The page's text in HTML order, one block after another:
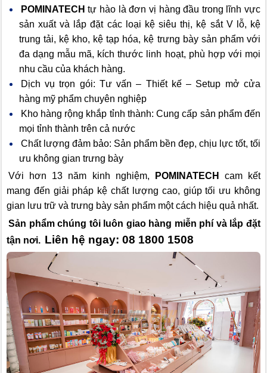
POMINATECHtự hào là đơn vị hàng đầu trong lĩnh vực
sản xuất và lắp đặt các loại kệ siêu thị, kệ sắt V lỗ, kệ
trung tải, kệ kho, kệ tạp hóa, kệ trưng bày sản phẩm với
đa dạng mẫu mã, kích thước linh hoạt, phù hợp với mọi
nhu cầu của khách hàng.
Dịch vụ trọn gói: Tư vấn – Thiết kế – Setup mở cửa
hàng mỹ phẩm chuyên nghiệp
Kho hàng rộng khắp tỉnh thành: Cung cấp sản phẩm đến
mọi tỉnh thành trên cả nước
Chất lượng đảm bảo: Sản phẩm bền đẹp, chịu lực tốt, tối
ưu không gian trưng bày
Với hơn 13 năm kinh nghiệm,
POMINATECH
cam kết
mang đến giải pháp kệ chất lượng cao, giúp tối ưu không
gian lưu trữ và trưng bày sản phẩm một cách hiệu quả nhất.
Sản phẩm chúng tôi luôn giao hàng miễn phí và lắp đặt
tận nơi. Liên hệ ngay: 08 1800 1508